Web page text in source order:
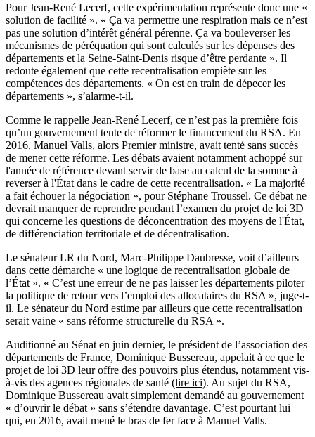
Pour Jean-René Lecerf, cette expérimentation représente donc une «
solution de facilité ». « Ça va permettre une respiration mais ce n’est
pas une solution d’intérêt général pérenne. Ça va bouleverser les
mécanismes de péréquation qui sont calculés sur les dépenses des
départements et la Seine-Saint-Denis risque d’être perdante ». Il
redoute également que cette recentralisation empiète sur les
compétences des départements. « On est en train de dépecer les
départements », s’alarme-t-il.
Comme le rappelle Jean-René Lecerf, ce n’est pas la première fois
qu’un gouvernement tente de réformer le financement du RSA. En
2016, Manuel Valls, alors Premier ministre, avait tenté sans succès
de mener cette réforme. Les débats avaient notamment achoppé sur
l'année de référence devant servir de base au calcul de la somme à
reverser à l'État dans le cadre de cette recentralisation. « La majorité
a fait échouer la négociation », pour Stéphane Troussel. Ce débat ne
devrait manquer de reprendre pendant l’examen du projet de loi 3D
qui concerne les questions de déconcentration des moyens de l'État,
de différenciation territoriale et de décentralisation.
Le sénateur LR du Nord, Marc-Philippe Daubresse, voit d’ailleurs
dans cette démarche « une logique de recentralisation globale de
l’État ». « C’est une erreur de ne pas laisser les départements piloter
la politique de retour vers l’emploi des allocataires du RSA », juge-t-
il. Le sénateur du Nord estime par ailleurs que cette recentralisation
serait vaine « sans réforme structurelle du RSA ».
Auditionné au Sénat en juin dernier, le président de l’association des
départements de France, Dominique Bussereau, appelait à ce que le
projet de loi 3D leur offre des pouvoirs plus étendus, notamment vis-
à-vis des agences régionales de santé (lire ici). Au sujet du RSA,
Dominique Bussereau avait simplement demandé au gouvernement
« d’ouvrir le débat » sans s’étendre davantage. C’est pourtant lui
qui, en 2016, avait mené le bras de fer face à Manuel Valls.